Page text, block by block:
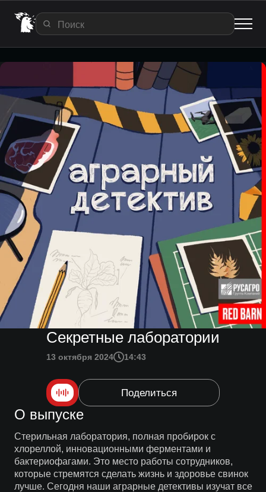
Секретные лаборатории
13 октября 2024 14:43
Поделиться
О выпуске
Стерильная лаборатория, полная пробирок с
хлореллой, инновационными ферментами и
бактериофагами. Это место работы сотрудников,
которые стремятся сделать жизнь и здоровье свинок
лучше. Сегодня наши аграрные детективы изучат все